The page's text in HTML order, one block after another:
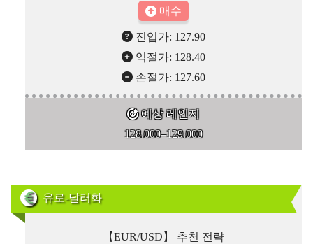
매수
진입가: 127.90
익절가: 128.40
손절가: 127.60
예상 레인지
128.000–129.000
유로-달러화
【EUR/USD】 추천 전략